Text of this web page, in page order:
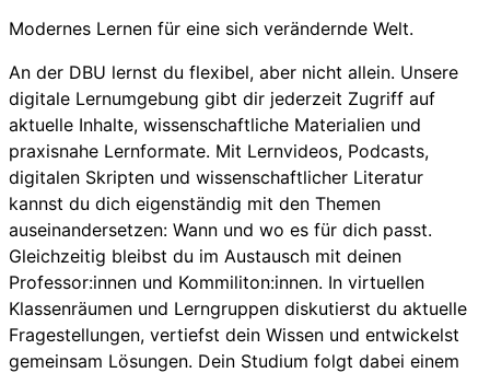
Modernes Lernen für eine sich verändernde Welt.
An der DBU lernst du flexibel, aber nicht allein. Unsere
digitale Lernumgebung gibt dir jederzeit Zugriff auf
aktuelle Inhalte, wissenschaftliche Materialien und
praxisnahe Lernformate. Mit Lernvideos, Podcasts,
digitalen Skripten und wissenschaftlicher Literatur
kannst du dich eigenständig mit den Themen
auseinandersetzen: Wann und wo es für dich passt.
Gleichzeitig bleibst du im Austausch mit deinen
Professor:innen und Kommiliton:innen. In virtuellen
Klassenräumen und Lerngruppen diskutierst du aktuelle
Fragestellungen, vertiefst dein Wissen und entwickelst
gemeinsam Lösungen. Dein Studium folgt dabei einem